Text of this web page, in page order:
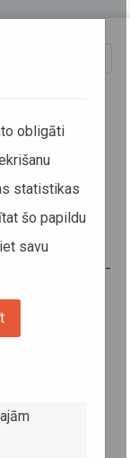
Latvijas–
10 mēnešos,
puses
Tika
apmaiņu
Tāpat
sākumā
obligāti
statistikas
šo papildu
savu